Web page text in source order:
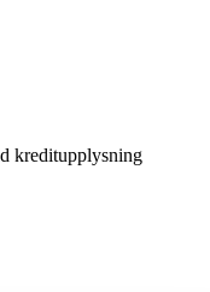
kreditupplysning